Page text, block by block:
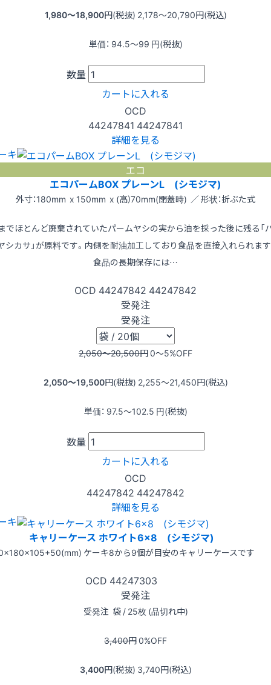
1,980〜18,900円(税抜) 2,178〜20,790円(税込)
単価： 94.5〜99 円(税抜)
数量
カートに入れる
OCD
44247841 44247841
詳細を見る
キ
エコ
エコパームBOX プレーンL (シモジマ)
外寸：180mm x 150mm x (高)70mm(閉蓋時) ／ 形状：折ぶた式
でほとんど廃棄されていたパームヤシの実から油を採った後に残る「
シカサ」が原料です。内側を耐油加工しており食品を直接入れられま
食品の長期保存には…
OCD 44247842 44247842
受発注
受発注
2,050〜20,500円0〜5%OFF
2,050〜19,500円(税抜) 2,255〜21,450円(税込)
単価： 97.5〜102.5 円(税抜)
数量
カートに入れる
OCD
44247842 44247842
詳細を見る
キ
キャリーケース ホワイト6×8 (シモジマ)
ケーキ8から9個が目安のキャリーケースです
OCD 44247303
受発注
受発注 袋 / 25枚 (品切れ中)
3,400円0%OFF
3,400円(税抜) 3,740円(税込)